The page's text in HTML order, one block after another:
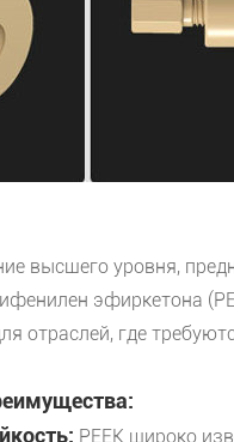
высшего уровня,
эфиркетона
отраслей, где
PEEK широко